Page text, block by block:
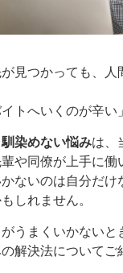
が見つかっても、人
トへいくのが辛い」
染めない悩みは、
や同僚が上手に働
ないのは自分だけ
しれません。
うまくいかないと
解決法についてご